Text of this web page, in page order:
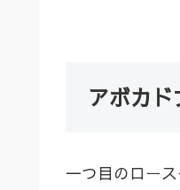
アボカド
一つ目のロー